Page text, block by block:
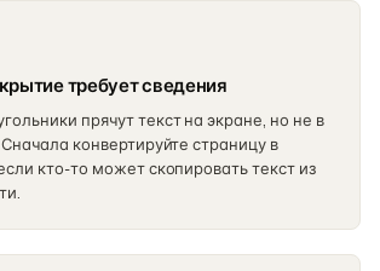
требует сведения
прячут текст на экране, но не в
конвертируйте страницу в
кто-то может скопировать текст из